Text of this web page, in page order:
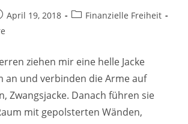
April 19, 2018
Beitrags-
Finanzielle Freiheit
ziehen mir eine helle Jacke
an und verbinden die Arme auf
Zwangsjacke. Danach führen sie
mit gepolsterten Wänden,